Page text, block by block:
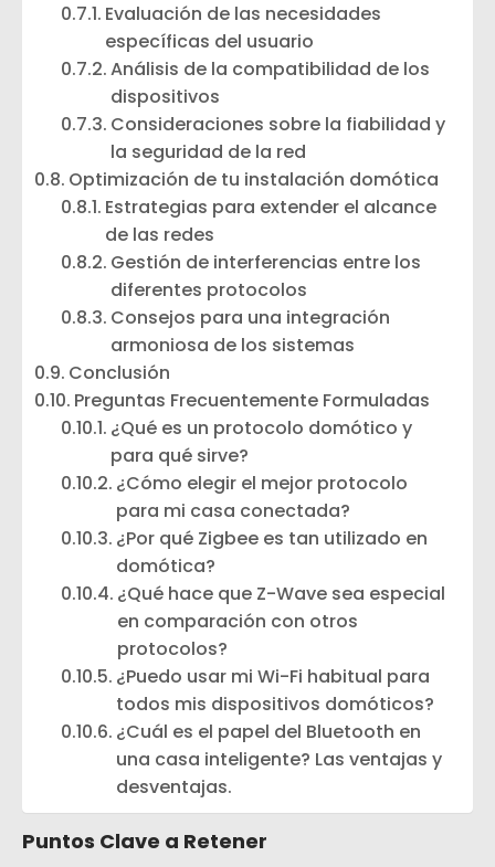
Evaluación de las necesidades
específicas del usuario
Análisis de la compatibilidad de los
dispositivos
Consideraciones sobre la fiabilidad y
la seguridad de la red
Optimización de tu instalación domótica
Estrategias para extender el alcance
de las redes
Gestión de interferencias entre los
diferentes protocolos
Consejos para una integración
armoniosa de los sistemas
Conclusión
Preguntas Frecuentemente Formuladas
¿Qué es un protocolo domótico y
para qué sirve?
¿Cómo elegir el mejor protocolo
para mi casa conectada?
¿Por qué Zigbee es tan utilizado en
domótica?
¿Qué hace que Z-Wave sea especial
en comparación con otros
protocolos?
¿Puedo usar mi Wi-Fi habitual para
todos mis dispositivos domóticos?
¿Cuál es el papel del Bluetooth en
una casa inteligente? Las ventajas y
desventajas.
Puntos Clave a Retener